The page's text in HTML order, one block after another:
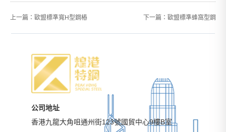
上一篇： 歐盟標準寬H型鋼樁 下一篇： 歐盟標準蜂窩型鋼
公司地址
香港九龍大角咀通州街123號國貿中心9樓B室